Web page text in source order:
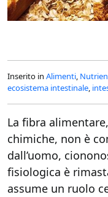
Inserito in Alimenti,
ecosistema intestinale,
La fibra
chimiche, non è
dall’uomo,
fisiologica è
assume un ruolo